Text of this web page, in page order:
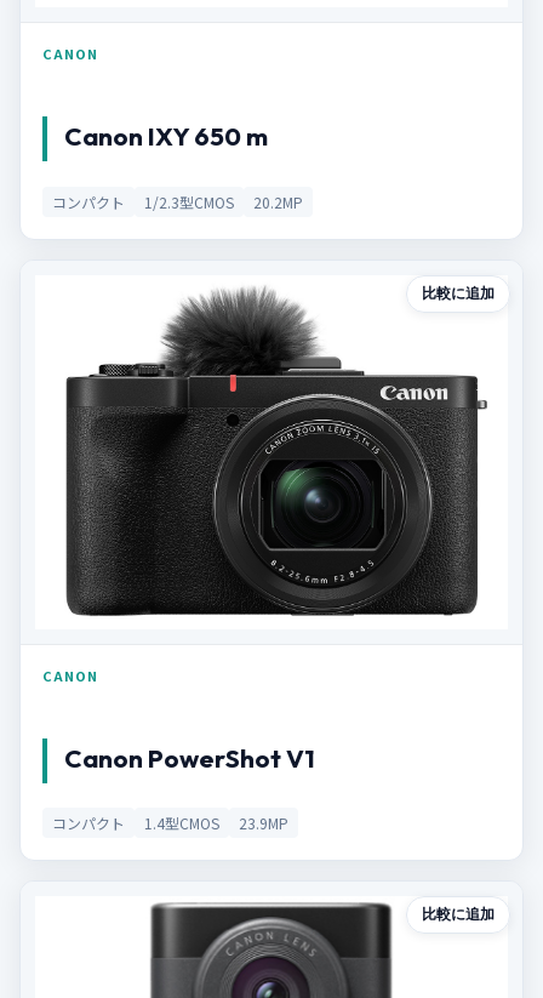
CANON
Canon IXY 650 m
コンパクト 1/2.3型CMOS 20.2MP
比較に追加
CANON
Canon PowerShot V1
コンパクト 1.4型CMOS 23.9MP
比較に追加